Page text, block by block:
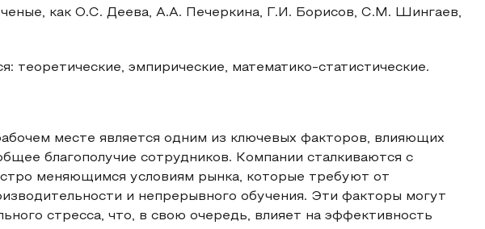
как О.С. Деева, А.А. Печеркина, Г.И. Борисов, С.М. Шингаев,
теоретические, эмпирические, математико-статистические.
месте является одним из ключевых факторов, влияющих
благополучие сотрудников. Компании сталкиваются с
меняющимся условиям рынка, которые требуют от
и непрерывного обучения. Эти факторы могут
стресса, что, в свою очередь, влияет на эффективность